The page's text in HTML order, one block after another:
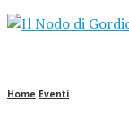
Home Eventi